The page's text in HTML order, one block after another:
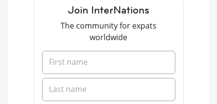
Join InterNations
The community for expats
worldwide